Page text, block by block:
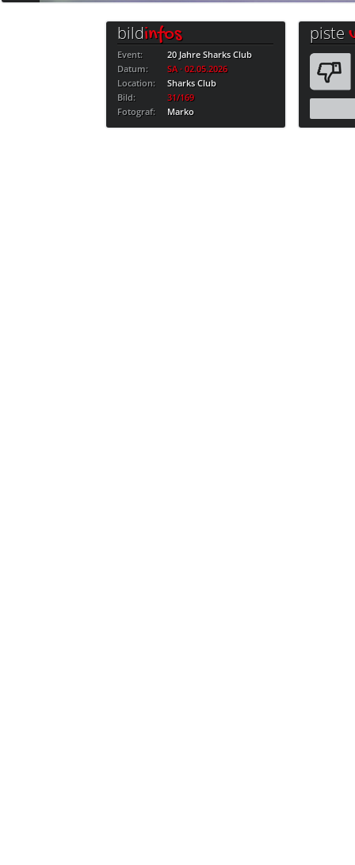
bildinfos
Event:
20 Jahre Sharks Club
Datum:
SA · 02.05.2026
Location:
Sharks Club
Bild:
31/169
Fotograf:
Marko
piste